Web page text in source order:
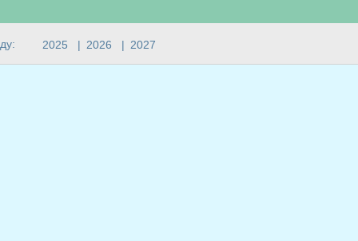
2025 | 2026 | 2027